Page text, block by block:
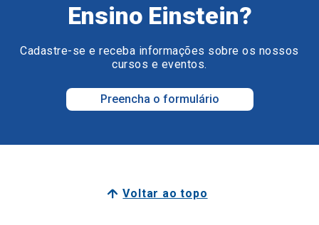
Ensino Einstein?
Cadastre-se e receba informações sobre os nossos
cursos e eventos.
Preencha o formulário
Voltar ao topo